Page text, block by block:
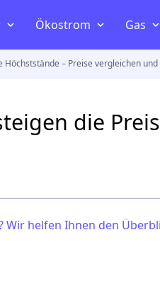
Ökostrom
Photovoltaik
Gas
Gasanbieter
wechseln
– Preise vergleichen
die
Wir helfen Ihnen den